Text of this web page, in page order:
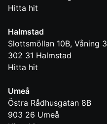
Hitta hit
Halmstad
Slottsmöllan 10B, Våning 3
302 31 Halmstad
Hitta hit
Umeå
Östra Rådhusgatan 8B
903 26 Umeå